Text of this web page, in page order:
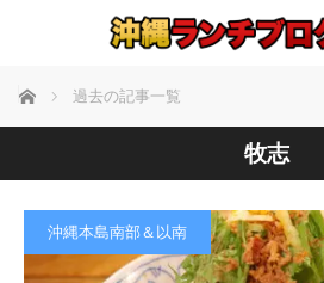
ホーム 過去の記事一覧
牧志
沖縄本島南部＆以南